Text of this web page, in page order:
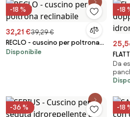
-18 %
32,21 €39,29 €
RECLO - cuscino per poltrona
reclinabile
Disponibile
-18
Da
-36 % -18